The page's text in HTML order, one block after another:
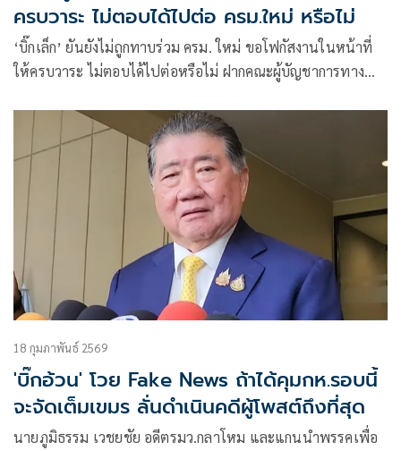
ครบวาระ ไม่ตอบได้ไปต่อ ครม.ใหม่ หรือไม่
‘บิ๊กเล็ก’ ยันยังไม่ถูกทาบร่วม ครม. ใหม่ ขอโฟกัสงานในหน้าที่
ให้ครบวาระ ไม่ตอบได้ไปต่อหรือไม่ ฝากคณะผู้บัญชาการทาง
18 กุมภาพันธ์ 2569
'บิ๊กอ้วน' โวย Fake News ถ้าได้คุมกห.รอบนี้
จะจัดเต็มเขมร ลั่นดำเนินคดีผู้โพสต์ถึงที่สุด
นายภูมิธรรม เวชยชัย อดีตรมว.กลาโหม และแกนนำพรรคเพื่อ